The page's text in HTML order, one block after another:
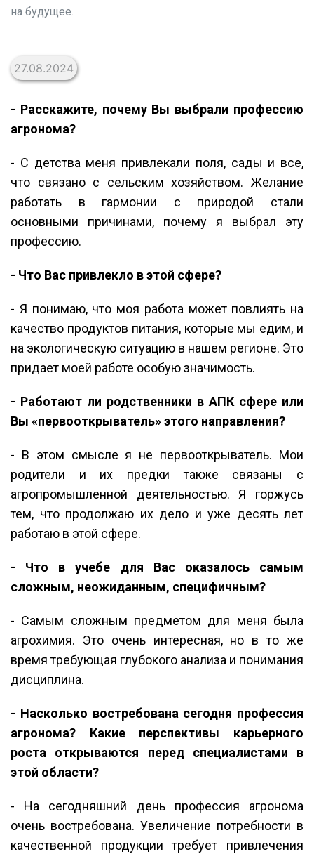
на будущее.
27.08.2024
- Расскажите, почему Вы выбрали профессию
агронома?
- С детства меня привлекали поля, сады и все,
что связано с сельским хозяйством. Желание
работать в гармонии с природой стали
основными причинами, почему я выбрал эту
профессию.
- Что Вас привлекло в этой сфере?
- Я понимаю, что моя работа может повлиять на
качество продуктов питания, которые мы едим, и
на экологическую ситуацию в нашем регионе. Это
придает моей работе особую значимость.
- Работают ли родственники в АПК сфере или
Вы «первооткрыватель» этого направления?
- В этом смысле я не первооткрыватель. Мои
родители и их предки также связаны с
агропромышленной деятельностью. Я горжусь
тем, что продолжаю их дело и уже десять лет
работаю в этой сфере.
- Что в учебе для Вас оказалось самым
сложным, неожиданным, специфичным?
- Самым сложным предметом для меня была
агрохимия. Это очень интересная, но в то же
время требующая глубокого анализа и понимания
дисциплина.
- Насколько востребована сегодня профессия
агронома? Какие перспективы карьерного
роста открываются перед специалистами в
этой области?
- На сегодняшний день профессия агронома
очень востребована. Увеличение потребности в
качественной продукции требует привлечения